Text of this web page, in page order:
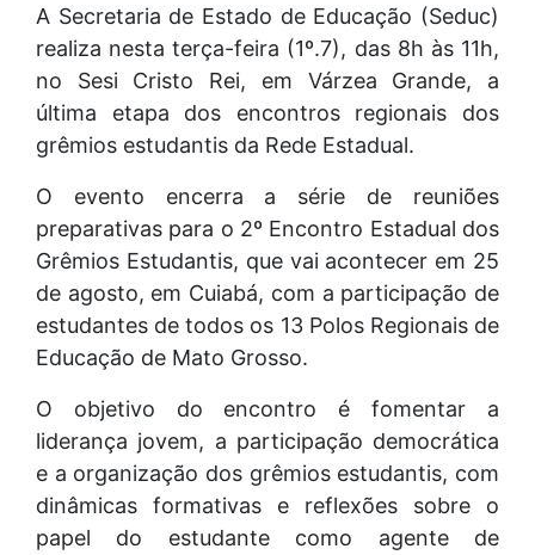
A Secretaria de Estado de Educação (Seduc)
realiza nesta terça-feira (1º.7), das 8h às 11h,
no Sesi Cristo Rei, em Várzea Grande, a
última etapa dos encontros regionais dos
grêmios estudantis da Rede Estadual.
O evento encerra a série de reuniões
preparativas para o 2º Encontro Estadual dos
Grêmios Estudantis, que vai acontecer em 25
de agosto, em Cuiabá, com a participação de
estudantes de todos os 13 Polos Regionais de
Educação de Mato Grosso.
O objetivo do encontro é fomentar a
liderança jovem, a participação democrática
e a organização dos grêmios estudantis, com
dinâmicas formativas e reflexões sobre o
papel do estudante como agente de